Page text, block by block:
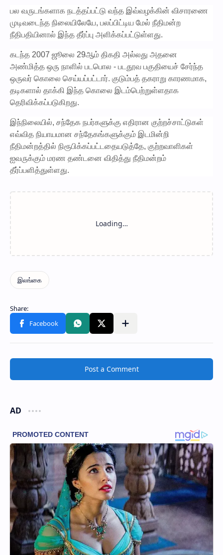
பல வருடங்களாக நடத்தப்பட்டு வந்த இவ்வழக்கின் விசாரணை
முடிவடைந்த நிலையிலேயே, பலப்பிட்டிய மேல் நீதிமன்ற
நீதிபதியினால் இந்த தீர்ப்பு அளிக்கப்பட்டுள்ளது.
கடந்த 2007 ஜூலை 29ஆம் திகதி அல்லது அதனை
அண்மித்த ஒரு நாளில் படபொல - படதூவ பகுதியைச் சேர்ந்த
ஒருவர் கொலை செய்யப்பட்டார். குடும்பத் தகராறு காரணமாக,
தடிகளால் தாக்கி இந்த கொலை இடம்பெற்றுள்ளதாக
தெரிவிக்கப்படுகிறது.
இந்நிலையில், சந்தேக நபர்களுக்கு எதிரான குற்றச்சாட்டுகள்
எவ்வித நியாயமான சந்தேகங்களுக்கும் இடமின்றி
நீதிமன்றத்தில் நிரூபிக்கப்பட்டதையடுத்தே, குற்றவாளிகள்
ஐவருக்கும் மரண தண்டனை விதித்து நீதிமன்றம்
தீர்ப்பளித்துள்ளது.
Post a Comment
AD